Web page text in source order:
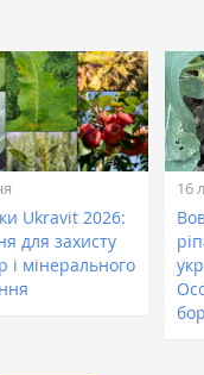
Ukravit 2026:
для захисту
і мінерального
16